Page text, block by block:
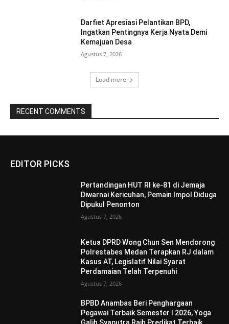
Darfiet Apresiasi Pelantikan BPD,
Ingatkan Pentingnya Kerja Nyata Demi
Kemajuan Desa
Agustus 7, 2026
Load more
RECENT COMMENTS
EDITOR PICKS
Pertandingan HUT RI ke-81 di Jemaja
Diwarnai Kericuhan, Pemain Impol Diduga
Dipukul Penonton
Agustus 7, 2026
Ketua DPRD Wong Chun Sen Mendorong
Polrestabes Medan Terapkan RJ dalam
Kasus AT, Legislatif Nilai Syarat
Perdamaian Telah Terpenuhi
Agustus 7, 2026
BPBD Anambas Beri Penghargaan
Pegawai Terbaik Semester I 2026, Yoga
Galih Syaputra Raih Predikat Terbaik